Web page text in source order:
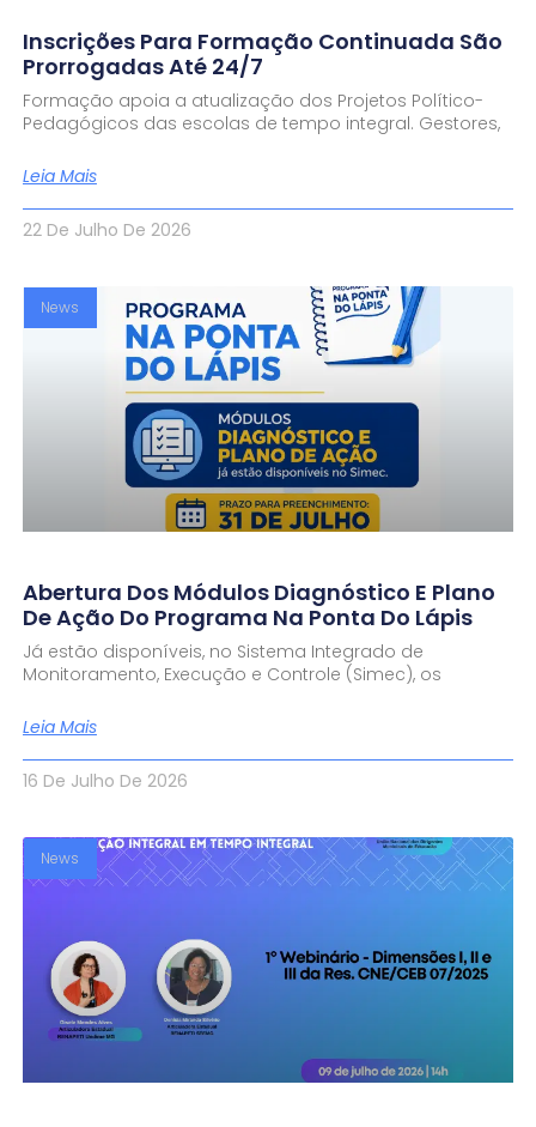
Inscrições Para Formação Continuada São
Prorrogadas Até 24/7
Formação apoia a atualização dos Projetos Político-
Pedagógicos das escolas de tempo integral. Gestores,
Leia Mais
22 De Julho De 2026
News
Abertura Dos Módulos Diagnóstico E Plano
De Ação Do Programa Na Ponta Do Lápis
Já estão disponíveis, no Sistema Integrado de
Monitoramento, Execução e Controle (Simec), os
Leia Mais
16 De Julho De 2026
News